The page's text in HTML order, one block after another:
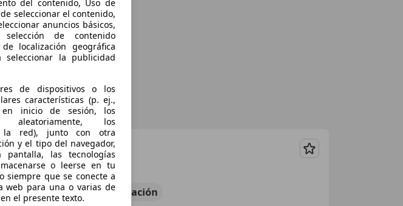
Guardar
1 Sincomparación
del contenido, Uso de
seleccionar el contenido,
anuncios básicos,
de contenido
localización geográfica
seleccionar la publicidad
de dispositivos o los
características (p. ej.,
en inicio de sesión, los
aleatoriamente, los
la red), junto con otra
y el tipo del navegador,
las tecnologías
o leerse en tu
siempre que se conecte a
web para una o varias de
el presente texto.